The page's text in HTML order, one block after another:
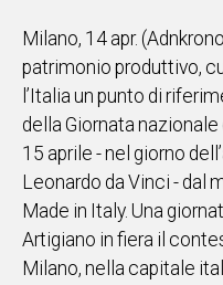
MEDIO
CAMPIDANO
ALTRE
NOTIZIE
POLITICA
IN
ITALIA
NEL
MONDO
Milano, 14 apr.
patrimonio produttivo,
l’Italia un punto di
della Giornata
15 aprile - nel giorno
Leonardo da Vinci - dal
Made in Italy. Una
Artigiano in fiera il
Milano, nella capitale